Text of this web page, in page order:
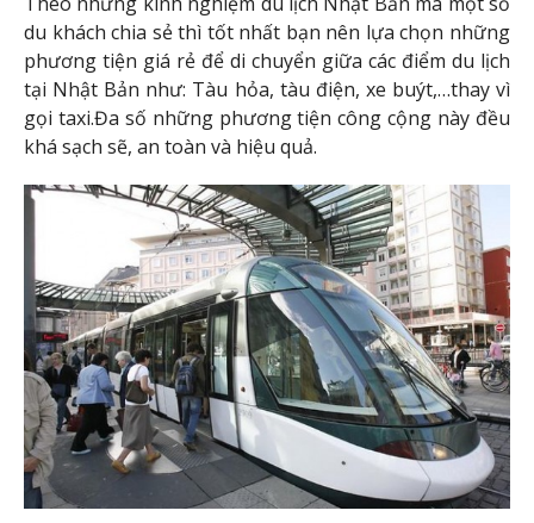
du khách chia sẻ thì tốt nhất bạn nên lựa chọn những
phương tiện giá rẻ để di chuyển giữa các điểm du lịch
tại Nhật Bản như: Tàu hỏa, tàu điện, xe buýt,…thay vì
gọi taxi.Đa số những phương tiện công cộng này đều
khá sạch sẽ, an toàn và hiệu quả.